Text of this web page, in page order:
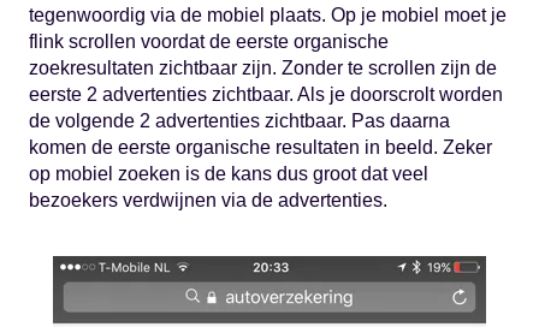
tegenwoordig via de mobiel plaats. Op je mobiel moet je
flink scrollen voordat de eerste organische
zoekresultaten zichtbaar zijn. Zonder te scrollen zijn de
eerste 2 advertenties zichtbaar. Als je doorscrolt worden
de volgende 2 advertenties zichtbaar. Pas daarna
komen de eerste organische resultaten in beeld. Zeker
op mobiel zoeken is de kans dus groot dat veel
bezoekers verdwijnen via de advertenties.